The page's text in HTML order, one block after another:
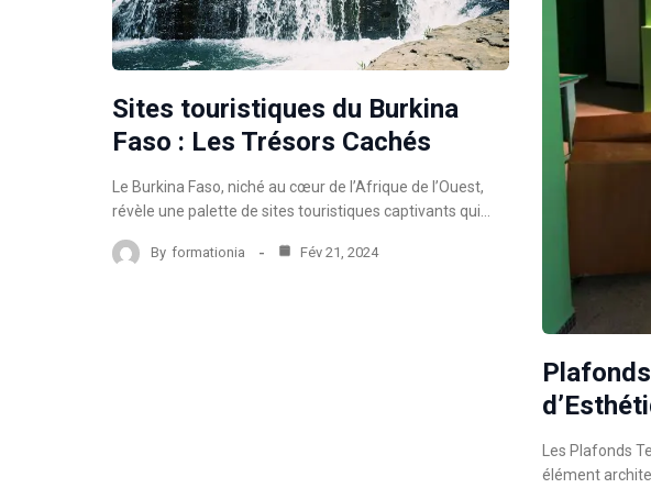
Sites touristiques du Burkina
Faso : Les Trésors Cachés
Le Burkina Faso, niché au cœur de l’Afrique de l’Ouest,
révèle une palette de sites touristiques captivants qui…
By formationia Fév 21, 2024
Les Plafonds
élément